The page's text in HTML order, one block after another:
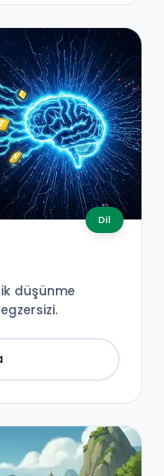
Dil
düşünme